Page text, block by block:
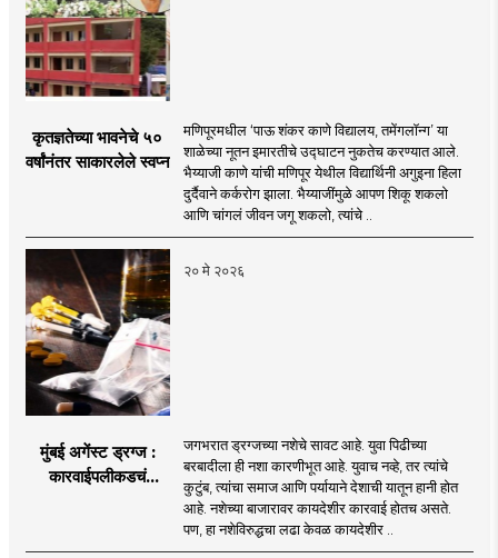
कृतज्ञतेच्या भावनेचे ५०
वर्षांनंतर साकारलेले स्वप्न
मणिपूरमधील ‘पाऊ शंकर काणे विद्यालय, तमेंगलॉन्ग’ या
शाळेच्या नूतन इमारतीचे उद्घाटन नुकतेच करण्यात आले.
भैय्याजी काणे यांची मणिपूर येथील विद्यार्थिनी अगुइना हिला
दुर्दैवाने कर्करोग झाला. भैय्याजींमुळे आपण शिकू शकलो
आणि चांगलं जीवन जगू शकलो, त्यांचे ..
२० मे २०२६
मुंबई अगेंस्ट ड्रग्ज :
कारवाईपलीकडचं
जगभरात ड्रग्जच्या नशेचे सावट आहे. युवा पिढीच्या
बरबादीला ही नशा कारणीभूत आहे. युवाच नव्हे, तर त्यांचे
कुटुंब, त्यांचा समाज आणि पर्यायाने देशाची यातून हानी होत
आहे. नशेच्या बाजारावर कायदेशीर कारवाई होतच असते.
पण, हा नशेविरुद्धचा लढा केवळ कायदेशीर ..